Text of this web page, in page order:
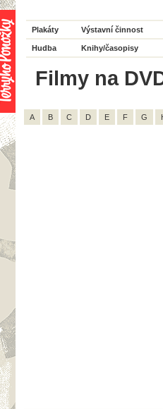
Plakáty Výstavní činnost
Hudba Knihy/časopisy
Filmy na
A B C D E F G